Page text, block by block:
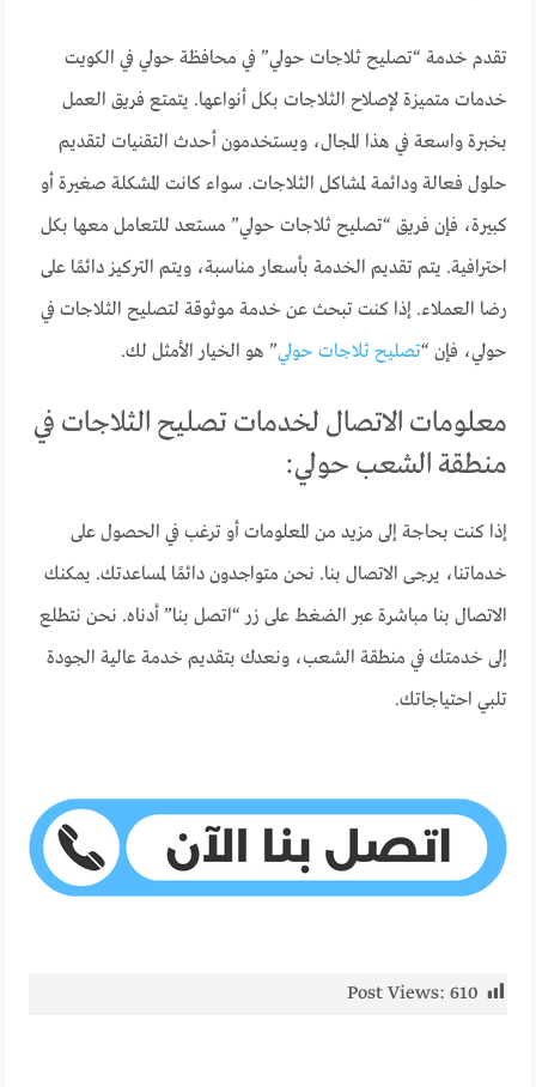
تقدم خدمة “تصليح ثلاجات حولي” في محافظة حولي في الكويت
خدمات متميزة لإصلاح الثلاجات بكل أنواعها. يتمتع فريق العمل
بخبرة واسعة في هذا المجال، ويستخدمون أحدث التقنيات لتقديم
حلول فعالة ودائمة لمشاكل الثلاجات. سواء كانت المشكلة صغيرة أو
كبيرة، فإن فريق “تصليح ثلاجات حولي” مستعد للتعامل معها بكل
احترافية. يتم تقديم الخدمة بأسعار مناسبة، ويتم التركيز دائمًا على
رضا العملاء. إذا كنت تبحث عن خدمة موثوقة لتصليح الثلاجات في
حولي، فإن “تصليح ثلاجات حولي” هو الخيار الأمثل لك.
معلومات الاتصال لخدمات تصليح الثلاجات في
منطقة الشعب حولي:
إذا كنت بحاجة إلى مزيد من المعلومات أو ترغب في الحصول على
خدماتنا، يرجى الاتصال بنا. نحن متواجدون دائمًا لمساعدتك. يمكنك
الاتصال بنا مباشرة عبر الضغط على زر “اتصل بنا” أدناه. نحن نتطلع
إلى خدمتك في منطقة الشعب، ونعدك بتقديم خدمة عالية الجودة
تلبي احتياجاتك.
Post Views: 610